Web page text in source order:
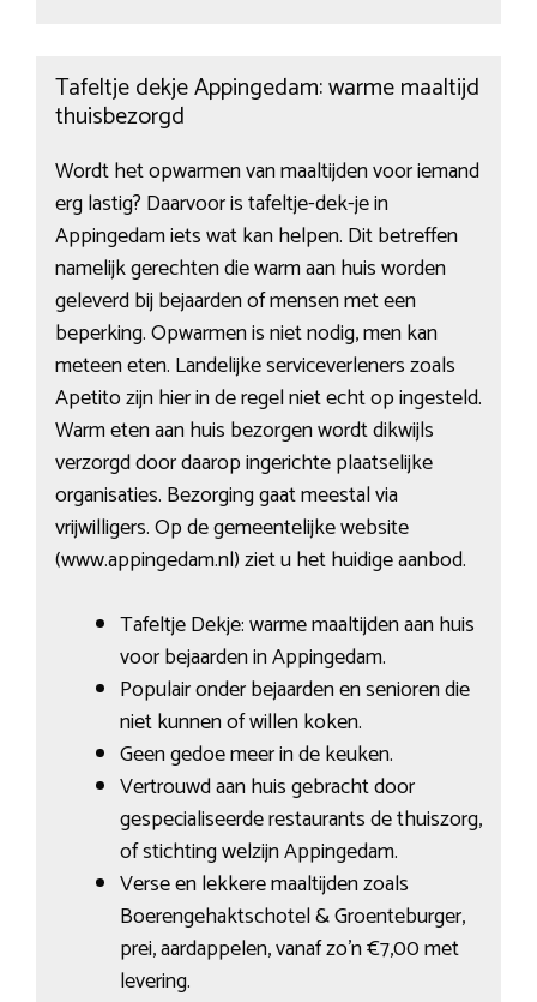
Tafeltje dekje Appingedam: warme maaltijd
thuisbezorgd
Wordt het opwarmen van maaltijden voor iemand
erg lastig? Daarvoor is tafeltje-dek-je in
Appingedam iets wat kan helpen. Dit betreffen
namelijk gerechten die warm aan huis worden
geleverd bij bejaarden of mensen met een
beperking. Opwarmen is niet nodig, men kan
meteen eten. Landelijke serviceverleners zoals
Apetito zijn hier in de regel niet echt op ingesteld.
Warm eten aan huis bezorgen wordt dikwijls
verzorgd door daarop ingerichte plaatselijke
organisaties. Bezorging gaat meestal via
vrijwilligers. Op de gemeentelijke website
(www.appingedam.nl) ziet u het huidige aanbod.
Tafeltje Dekje: warme maaltijden aan huis
voor bejaarden in Appingedam.
Populair onder bejaarden en senioren die
niet kunnen of willen koken.
Geen gedoe meer in de keuken.
Vertrouwd aan huis gebracht door
gespecialiseerde restaurants de thuiszorg,
of stichting welzijn Appingedam.
Verse en lekkere maaltijden zoals
Boerengehaktschotel & Groenteburger,
prei, aardappelen, vanaf zo’n €7,00 met
levering.